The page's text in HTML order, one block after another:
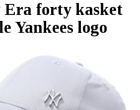
Era forty kasket
Yankees logo